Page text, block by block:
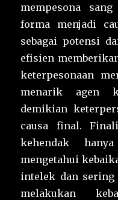
mempesona
forma menjadi
sebagai potensi
efisien
keterpesonaan
menarik agen
demikian
causa final.
kehendak
mengetahui
intelek dan
melakukan